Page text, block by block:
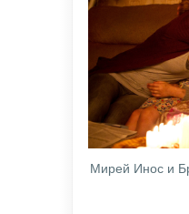
Мирей Инос и